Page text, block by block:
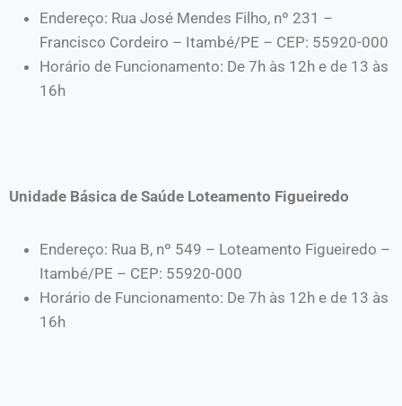
Endereço: Rua José Mendes Filho, nº 231 –
Francisco Cordeiro – Itambé/PE – CEP: 55920-000
Horário de Funcionamento: De 7h às 12h e de 13 às
16h
Unidade Básica de Saúde Loteamento Figueiredo
Endereço: Rua B, nº 549 – Loteamento Figueiredo –
Itambé/PE – CEP: 55920-000
Horário de Funcionamento: De 7h às 12h e de 13 às
16h